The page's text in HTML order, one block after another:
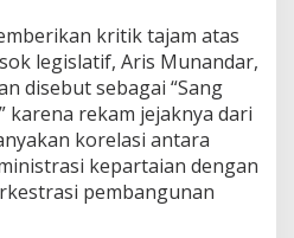
kritik tajam atas
legislatif, Aris Munandar,
disebut sebagai “Sang
karena rekam jejaknya dari
korelasi antara
kepartaian dengan
pembangunan